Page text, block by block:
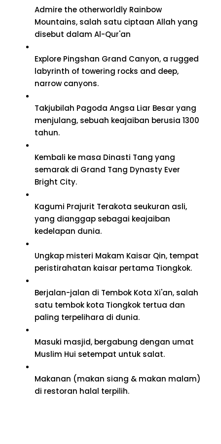
Admire the otherworldly Rainbow
Mountains, salah satu ciptaan Allah yang
disebut dalam Al-Qur'an
Explore Pingshan Grand Canyon, a rugged
labyrinth of towering rocks and deep,
narrow canyons.
Takjubilah Pagoda Angsa Liar Besar yang
menjulang, sebuah keajaiban berusia 1300
tahun.
Kembali ke masa Dinasti Tang yang
semarak di Grand Tang Dynasty Ever
Bright City.
Kagumi Prajurit Terakota seukuran asli,
yang dianggap sebagai keajaiban
kedelapan dunia.
Ungkap misteri Makam Kaisar Qin, tempat
peristirahatan kaisar pertama Tiongkok.
Berjalan-jalan di Tembok Kota Xi'an, salah
satu tembok kota Tiongkok tertua dan
paling terpelihara di dunia.
Masuki masjid, bergabung dengan umat
Muslim Hui setempat untuk salat.
Makanan (makan siang & makan malam)
di restoran halal terpilih.